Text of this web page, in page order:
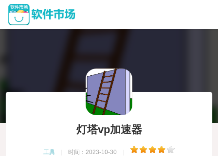
灯塔vp加速器
工具 时间：2023-10-30